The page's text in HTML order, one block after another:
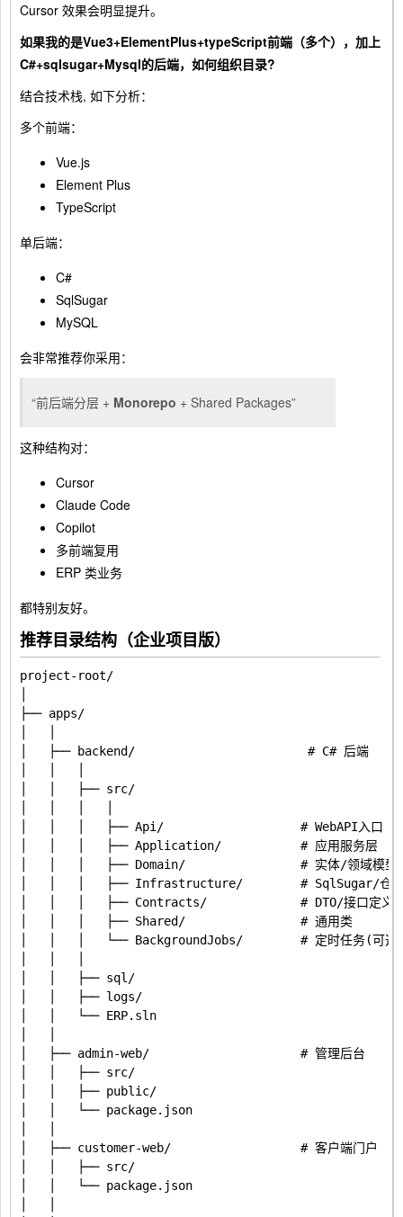
Cursor 效果会明显提升。
如果我的是Vue3+ElementPlus+typeScript前端（多个），加上
C#+sqlsugar+Mysql的后端，如何组织目录?
结合技术栈, 如下分析：
多个前端：
Vue.js
Element Plus
TypeScript
单后端：
C#
SqlSugar
MySQL
会非常推荐你采用：
“前后端分层 + Monorepo + Shared Packages”
这种结构对：
Cursor
Claude Code
Copilot
多前端复用
ERP 类业务
都特别友好。
推荐目录结构（企业项目版）
project-root/
├── apps/
│   ├── backend/                        # C# 后端
│   │   ├── src/
│   │   │   ├── Api/                   # WebAPI入口
│   │   │   ├── Application/           # 应用服务层
│   │   │   ├── Domain/                # 实体/领域模型
│   │   │   ├── Infrastructure/        # SqlSugar/仓
│   │   │   ├── Contracts/             # DTO/接口定义
│   │   │   ├── Shared/                # 通用类
│   │   │   └── BackgroundJobs/        # 定时任务(可选
│   │   ├── sql/
│   │   ├── logs/
│   │   └── ERP.sln
│   ├── admin-web/                     # 管理后台
│   │   ├── src/
│   │   ├── public/
│   │   └── package.json
│   ├── customer-web/                  # 客户端门户
│   │   ├── src/
│   │   └── package.json